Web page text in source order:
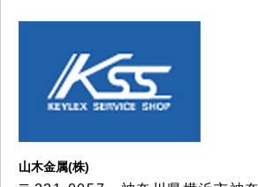
山木金属(株)